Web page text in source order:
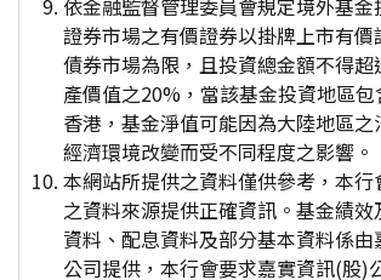
依金融監督管理委員會規定境外基
證券市場之有價證券以掛牌上市有價
債券市場為限，且投資總金額不得超
產價值之20%，當該基金投資地區
香港，基金淨值可能因為大陸地區
經濟環境改變而受不同程度之影響。
本網站所提供之資料僅供參考，本行
之資料來源提供正確資訊。基金績
資料、配息資料及部分基本資料係
公司提供，本行會要求嘉實資訊(股)